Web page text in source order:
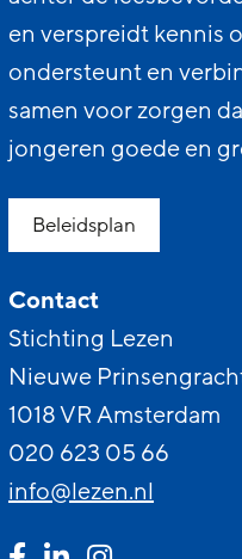
en verspreidt kennis
ondersteunt en
samen voor zorgen
jongeren goede en
Beleidsplan
Contact
Stichting Lezen
Nieuwe
1018 VR Amsterdam
020 623 05 66
info@lezen.nl